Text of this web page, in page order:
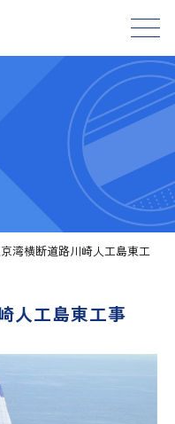
湾横断道路川崎人工島東工
人工島東工事